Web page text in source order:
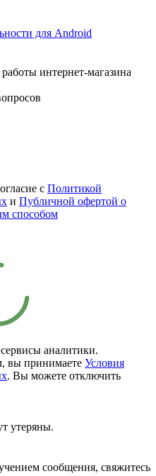
для Android
интернет-магазина
с Политикой
и Публичной офертой о
способом
аналитики.
вы принимаете Условия
. Вы можете отключить
утеряны.
сообщения, свяжитесь